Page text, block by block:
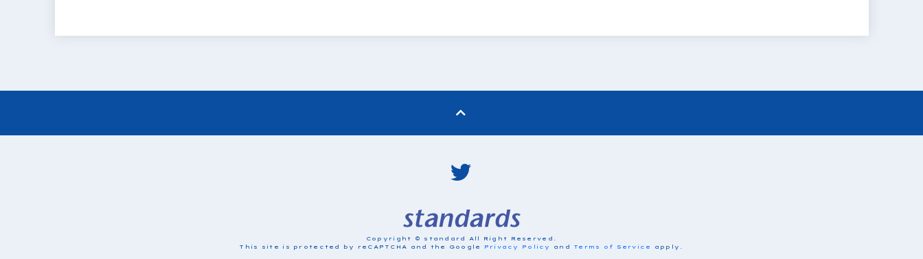
Copyright © standard All Right Reserved.
This site is protected by reCAPTCHA and the Google
Privacy Policy and Terms of Service apply.